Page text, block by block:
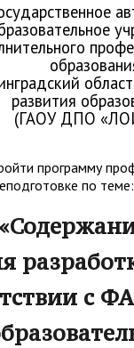
развития
(ГАОУ ДПО
программу
по теме:
с